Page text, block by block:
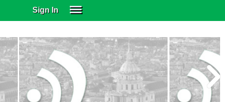
Sign In
SUBSCRIBE
EDUCATIONAL LICENSES
GIFT CARDS
OTHER LANGUAGES